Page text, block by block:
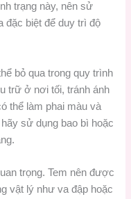
trạng này, nên sử
đặc biệt để duy trì độ
bỏ qua trong quy trình
trữ ở nơi tối, tránh ánh
thể làm phai màu và
sử dụng bao bì hoặc
trọng. Tem nên được
vật lý như va đập hoặc